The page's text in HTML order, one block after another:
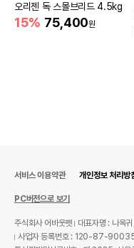
오리젠 독 스몰브리드 4.5kg
15% 75,400원
서비스 이용약관 개인정보 처리방
PC버전으로 보기
주식회사 어바웃펫
대표자명 : 나옥귀
사업자 등록번호 : 120-87-